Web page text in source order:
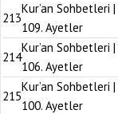
213
Kur’an Sohbetleri
109. Ayetler
214
Kur’an Sohbetleri
106. Ayetler
215
Kur’an Sohbetleri
100. Ayetler